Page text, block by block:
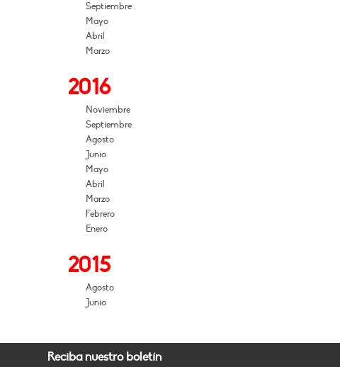
Septiembre
Mayo
Abril
Marzo
2016
Noviembre
Septiembre
Agosto
Junio
Mayo
Abril
Marzo
Febrero
Enero
2015
Agosto
Junio
Reciba nuestro boletín